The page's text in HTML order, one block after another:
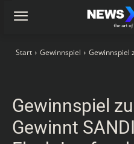
Start Gewinnspiel
Gewinnspiel
Gewinnspiel
Gewinnt